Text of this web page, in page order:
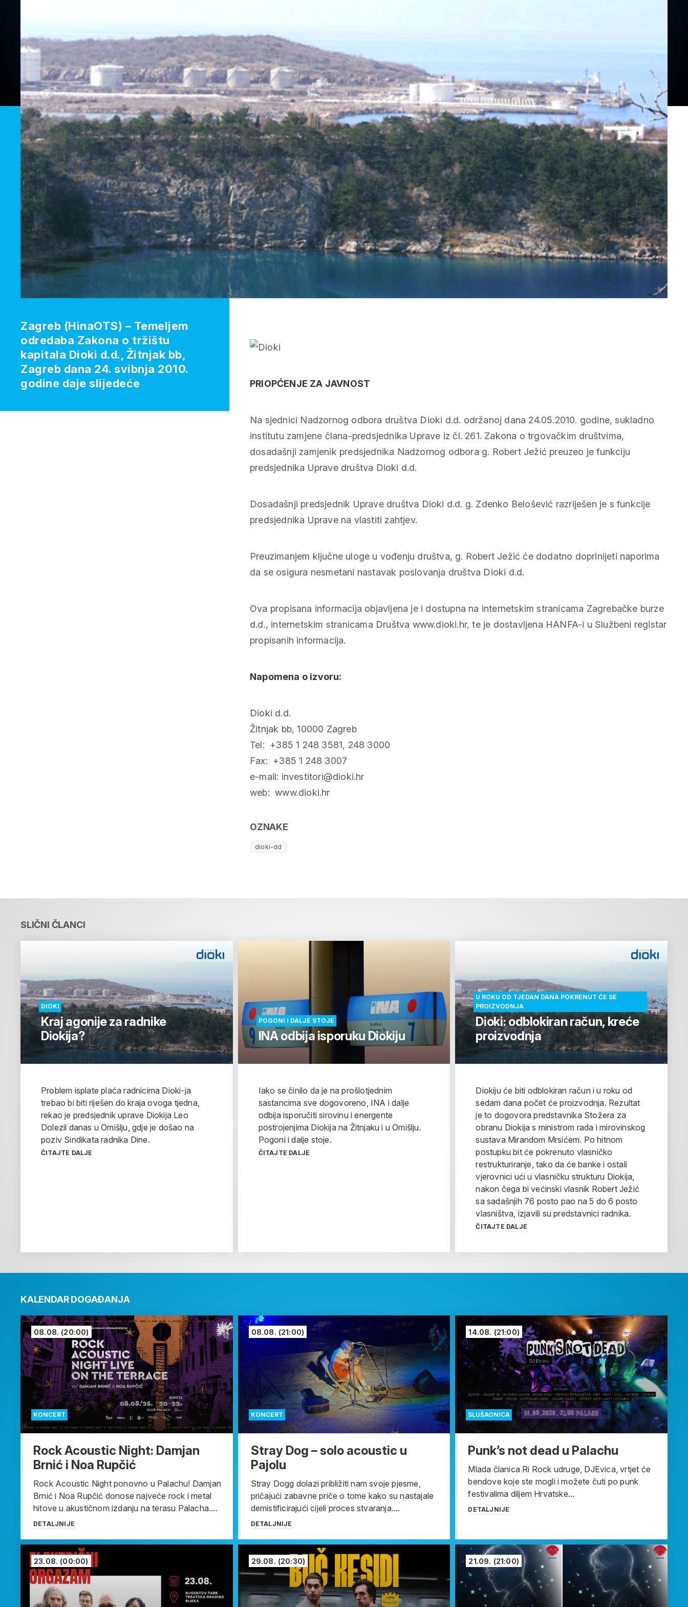
PRIOPĆENJE ZA JAVNOST
Na sjednici Nadzornog odbora društva Dioki d.d. održanoj dana 24.05.2010. godine, sukladno
institutu zamjene člana-predsjednika Uprave iz čl. 261. Zakona o trgovačkim društvima,
dosadašnji zamjenik predsjednika Nadzornog odbora g. Robert Ježić preuzeo je funkciju
predsjednika Uprave društva Dioki d.d.
Dosadašnji predsjednik Uprave društva Dioki d.d. g. Zdenko Belošević razriješen je s funkcije
predsjednika Uprave na vlastiti zahtjev.
Preuzimanjem ključne uloge u vođenju društva, g. Robert Ježić će dodatno doprinijeti naporima
da se osigura nesmetani nastavak poslovanja društva Dioki d.d.
Ova propisana informacija objavljena je i dostupna na internetskim stranicama Zagrebačke burze
d.d., internetskim stranicama Društva www.dioki.hr, te je dostavljena HANFA-i u Službeni registar
propisanih informacija.
Napomena o izvoru:
Dioki d.d.
Žitnjak bb, 10000 Zagreb
Tel: +385 1 248 3581, 248 3000
Fax: +385 1 248 3007
e-mail: investitori@dioki.hr
web: www.dioki.hr
OZNAKE
dioki-dd
Zagreb (HinaOTS) – Temeljem
odredaba Zakona o tržištu
kapitala Dioki d.d., Žitnjak bb,
Zagreb dana 24. svibnja 2010.
godine daje slijedeće
SLIČNI ČLANCI
DIOKI
Kraj agonije za radnike
Diokija?
Problem isplate plaća radnicima Dioki-ja
trebao bi biti riješen do kraja ovoga tjedna,
rekao je predsjednik uprave Diokija Leo
Dolezil danas u Omišlju, gdje je došao na
poziv Sindikata radnika Dine.
ČITAJTE DALJE
POGONI I DALJE STOJE
INA odbija isporuku Diokiju
Iako se činilo da je na prošlotjednim
sastancima sve dogovoreno, INA i dalje
odbija isporučiti sirovinu i energente
postrojenjima Diokija na Žitnjaku i u Omišlju.
Pogoni i dalje stoje.
ČITAJTE DALJE
U ROKU OD TJEDAN DANA POKRENUT ĆE SE
PROIZVODNJA
Dioki: odblokiran račun, kreće
proizvodnja
Diokiju će biti odblokiran račun i u roku od
sedam dana počet će proizvodnja. Rezultat
je to dogovora predstavnika Stožera za
obranu Diokija s ministrom rada i mirovinskog
sustava Mirandom Mrsićem. Po hitnom
postupku bit će pokrenuto vlasničko
restrukturiranje, tako da će banke i ostali
vjerovnici ući u vlasničku strukturu Diokija,
nakon čega bi većinski vlasnik Robert Ježić
sa sadašnjih 76 posto pao na 5 do 6 posto
vlasništva, izjavili su predstavnici radnika.
ČITAJTE DALJE
KALENDAR DOGAĐANJA
KONCERT
08.08. (20:00)
Rock Acoustic Night: Damjan
Brnić i Noa Rupčić
Rock Acoustic Night ponovno u Palachu! Damjan
Brnić i Noa Rupčić donose najveće rock i metal
hitove u akustičnom izdanju na terasu Palacha....
DETALJNIJE
KONCERT
08.08. (21:00)
Stray Dog – solo acoustic u
Pajolu
Stray Dogg dolazi približiti nam svoje pjesme,
pričajući zabavne priče o tome kako su nastajale
demistificirajući cijeli proces stvaranja....
DETALJNIJE
SLUŠAONICA
14.08. (21:00)
Punk’s not dead u Palachu
Mlada članica Ri Rock udruge, DJEvica, vrtjet će
bendove koje ste mogli i možete čuti po punk
festivalima diljem Hrvatske...
DETALJNIJE
23.08. (00:00) 29.08. (20:30) 21.09. (21:00)